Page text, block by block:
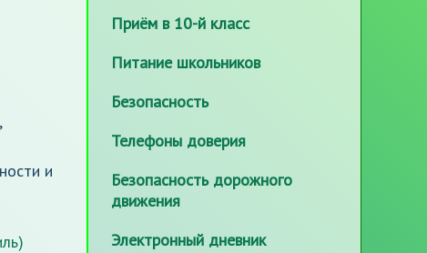
и
Приём в 10-й класс
Питание школьников
Безопасность
Телефоны доверия
Безопасность дорожного
движения
Электронный дневник